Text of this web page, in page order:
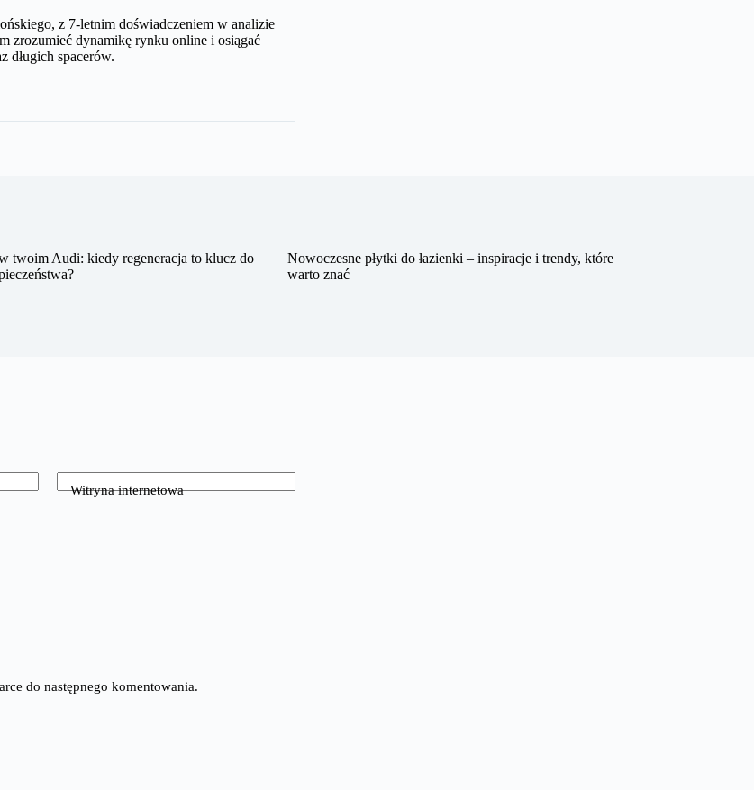
z 7-letnim doświadczeniem w analizie
zrozumieć dynamikę rynku online i osiągać
długich spacerów.
twoim Audi: kiedy regeneracja to klucz do
Nowoczesne płytki do łazienki – inspiracje i trendy, które
warto znać
Witryna internetowa
do następnego komentowania.